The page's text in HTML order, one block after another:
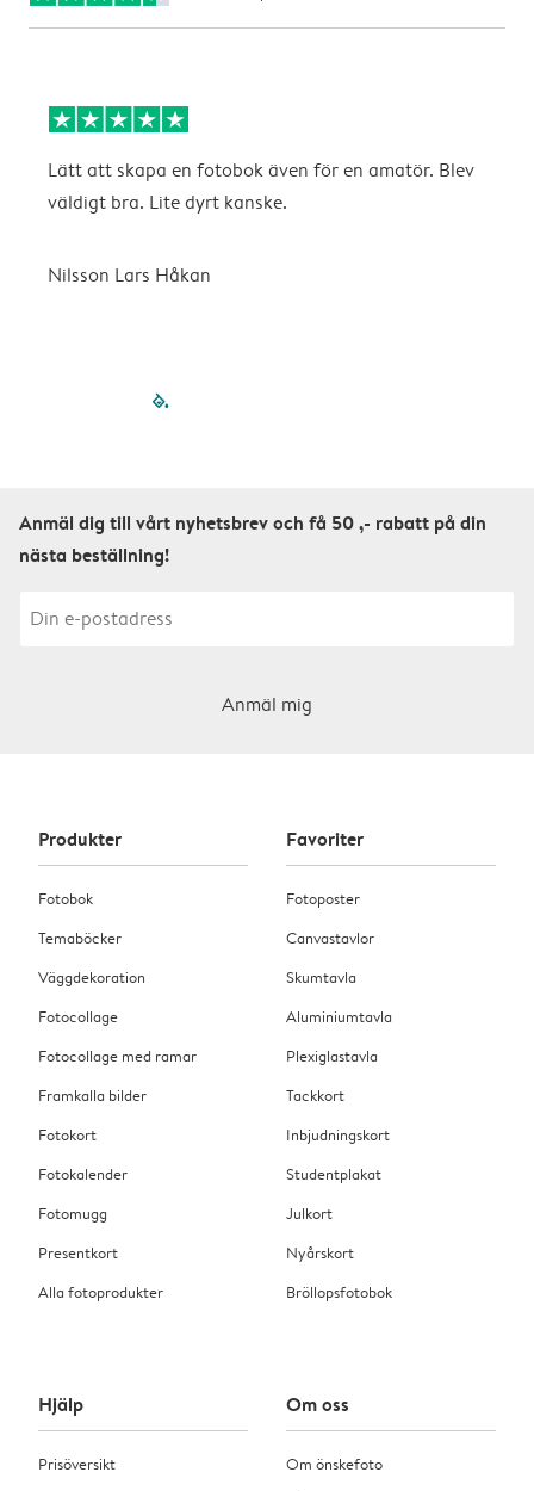
Lätt att skapa en fotobok även för en amatör. Blev
väldigt bra. Lite dyrt kanske.
Nilsson Lars Håkan
filled-pagination
Anmäl dig till vårt nyhetsbrev och få 50 ,- rabatt på din
nästa beställning!
Anmäl mig
Produkter
Fotobok
Temaböcker
Väggdekoration
Fotocollage
Fotocollage med ramar
Framkalla bilder
Fotokort
Fotokalender
Fotomugg
Presentkort
Alla fotoprodukter
Favoriter
Fotoposter
Canvastavlor
Skumtavla
Aluminiumtavla
Plexiglastavla
Tackkort
Inbjudningskort
Studentplakat
Julkort
Nyårskort
Bröllopsfotobok
Hjälp
Prisöversikt
Om oss
Om önskefoto